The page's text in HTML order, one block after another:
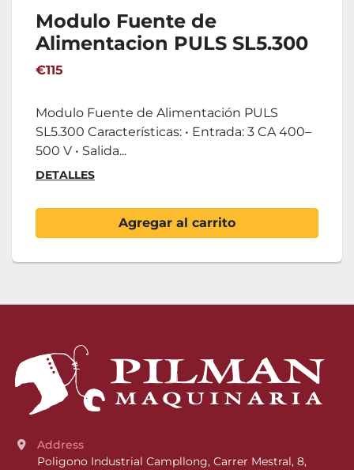
Modulo Fuente de
Alimentacion PULS SL5.300
€115
Modulo Fuente de Alimentación PULS
SL5.300 Características: • Entrada: 3 CA 400–
500 V • Salida...
DETALLES
Agregar al carrito
Address
Poligono Industrial Campllong, Carrer Mestral, 8,